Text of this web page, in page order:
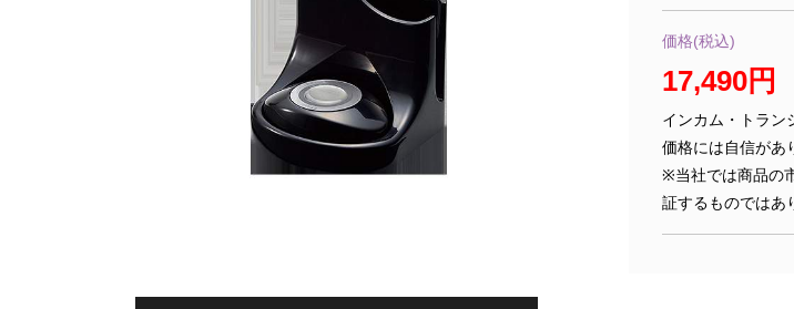
価格(税込)
17,490円
インカム・トラン
価格には自信があ
※当社では商品の
証するものではあ